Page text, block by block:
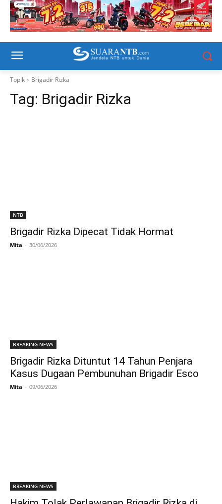
Topik Brigadir Rizka
Tag: Brigadir Rizka
NTB
Brigadir Rizka Dipecat Tidak Hormat
Mita - 30/06/2026
BREAKING NEWS
Brigadir Rizka Dituntut 14 Tahun Penjara
Kasus Dugaan Pembunuhan Brigadir Esco
Mita - 09/06/2026
BREAKING NEWS